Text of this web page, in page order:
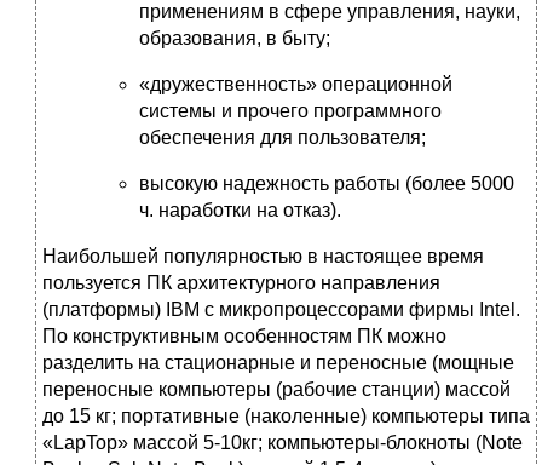
применениям в сфере управления, науки,
образования, в быту;
«дружественность» операционной
системы и прочего программного
обеспечения для пользователя;
высокую надежность работы (более 5000
ч. наработки на отказ).
Наибольшей популярностью в настоящее время
пользуется ПК архитектурного направления
(платформы) IBM с микропроцессорами фирмы Intel.
По конструктивным особенностям ПК можно
разделить на стационарные и переносные (мощные
переносные компьютеры (рабочие станции) массой
до 15 кг; портативные (наколенные) компьютеры типа
«LapTop» массой 5-10кг; компьютеры-блокноты (Note